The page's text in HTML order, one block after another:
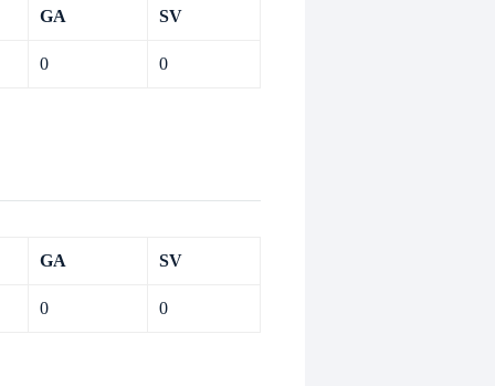
GA SV
0 0
GA SV
0 0